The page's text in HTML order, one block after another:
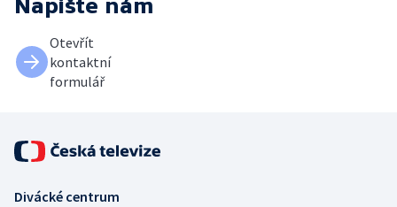
Napište nám
Otevřít
kontaktní
formulář
Divácké centrum